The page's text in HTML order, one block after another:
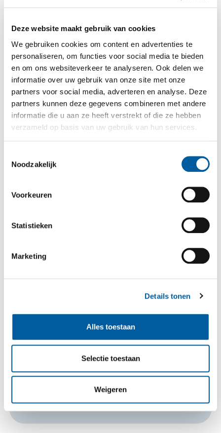
Deze website maakt gebruik van cookies
We gebruiken cookies om content en advertenties te
personaliseren, om functies voor social media te bieden
en om ons websiteverkeer te analyseren. Ook delen we
informatie over uw gebruik van onze site met onze
partners voor social media, adverteren en analyse. Deze
partners kunnen deze gegevens combineren met andere
informatie die u aan ze heeft verstrekt of die ze hebben
verzameld op basis van uw gebruik van hun services.
Noodzakelijk
Voorkeuren
Statistieken
Marketing
Details tonen
Alles toestaan
Selectie toestaan
Weigeren
Staat het antwoord op jouw vraag niet bij de
via het contactformulier.
"*" geeft vereiste velden aan
Naam*
mailadres
Versturen